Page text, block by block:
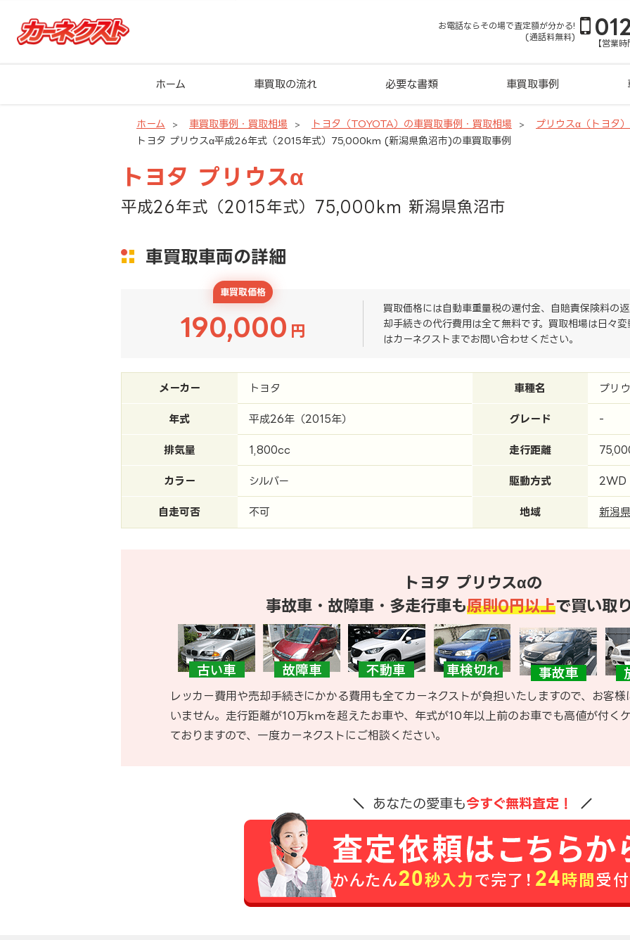
お電話ならその場で査定額が分かる!
(通話料無料)
【営業
ホーム 車買取の流れ 必要な書類 車買取事例
ホーム 車買取事例・買取相場 トヨタ（TOYOTA）の車買取事例・買取相場
プリウスα（トヨタ
トヨタ プリウスα平成26年式（2015年式）75,000km (新潟県魚沼市)の車買取事例
トヨタ プリウスα
平成26年式（2015年式）75,000km 新潟県魚沼市
車買取車両の詳細
車買取価格
190,000 円
買取価格には自動車重量税の還付金、自賠責保険料の
却手続きの代行費用は全て無料です。買取相場は日々
はカーネクストまでお問い合わせください。
メーカー トヨタ 車種名 プリ
年式 平成26年（2015年） グレード -
排気量 1,800cc 走行距離
カラー シルバー 駆動方式 2WD
自走可否 不可 地域 新潟県
トヨタ プリウスαの
事故車・故障車・多走行車も原則0円以上で買い取
レッカー費用や売却手続きにかかる費用も全てカーネクストが負担いたしますので、お客
いません。走行距離が10万kmを超えたお車や、年式が10年以上前のお車でも高値が付く
ておりますので、一度カーネクストにご相談ください。
あなたの愛車も今すぐ無料査定！